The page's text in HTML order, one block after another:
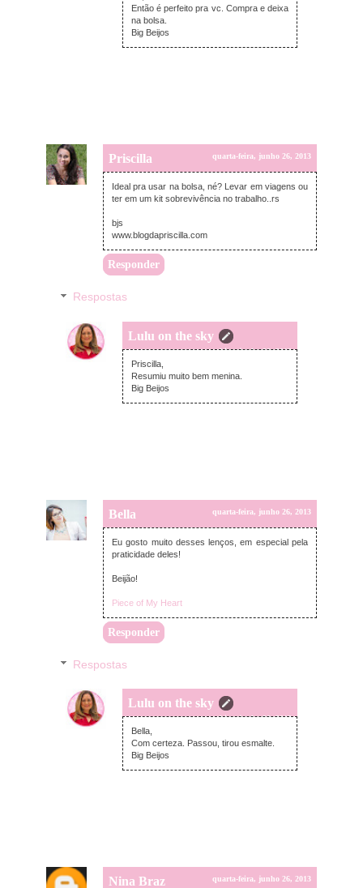
Então é perfeito pra vc. Compra e deixa
na bolsa.
Big Beijos
Priscilla quarta-feira, junho 26, 2013
Ideal pra usar na bolsa, né? Levar em viagens ou
ter em um kit sobrevivência no trabalho..rs
bjs
www.blogdapriscilla.com
Responder
Respostas
Lulu on the sky
quarta-feira, junho 26, 2013
Priscilla,
Resumiu muito bem menina.
Big Beijos
Bella quarta-feira, junho 26, 2013
Eu gosto muito desses lenços, em especial pela
praticidade deles!
Beijão!
Piece of My Heart
Responder
Respostas
Lulu on the sky
quarta-feira, junho 26, 2013
Bella,
Com certeza. Passou, tirou esmalte.
Big Beijos
Nina Braz quarta-feira, junho 26, 2013